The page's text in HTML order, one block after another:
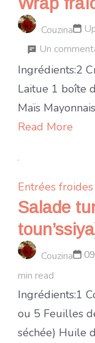
Couzina
Un
Ingrédients:2
Laitue 1 boîte
Maïs
Read More
Entrées froides
Salade
Couzina
min read
Ingrédients:1
ou 5 Feuilles
séchée) Huile